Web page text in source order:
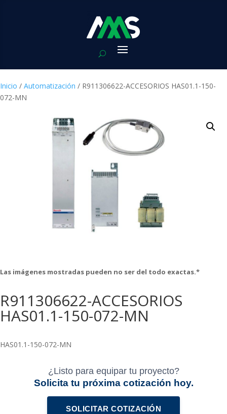
Inicio / Automatización / R911306622-ACCESORIOS HAS01.1-150-
072-MN
Las imágenes mostradas pueden no ser del todo exactas.*
R911306622-ACCESORIOS
HAS01.1-150-072-MN
HAS01.1-150-072-MN
¿Listo para equipar tu proyecto?
Solicita tu próxima cotización hoy.
SOLICITAR COTIZACIÓN